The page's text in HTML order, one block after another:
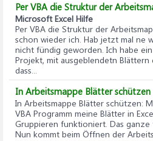
Per VBA die Struktur der
Microsoft Excel Hilfe
Per VBA die Struktur der
schon wieder ich. Hab jetzt mal ne
nicht fündig geworden. Ich habe
Projekt, mit ausgeblendetn
dass...
In Arbeitsmappe Blätter schützen
In Arbeitsmappe Blätter schützen:
VBA Programm meine Blätter in
Gruppieren funktioniert. Das
Nun kommt beim Öffnen der